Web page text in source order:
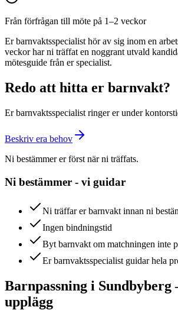
Från förfrågan till möte på 1–2 veckor
Er barnvaktsspecialist hör av sig inom en
veckor har ni träffat en noggrant utvald
mötesguide från er specialist.
Redo att hitta er barnvakt?
Er barnvaktsspecialist ringer er under
Beskriv era behov
Ni bestämmer er först när ni träffats.
Ni bestämmer - vi guidar
Ni träffar er barnvakt innan ni
Ingen bindningstid
Byt barnvakt om matchningen inte
Er barnvaktsspecialist guidar hela
Barnpassning i
upplägg